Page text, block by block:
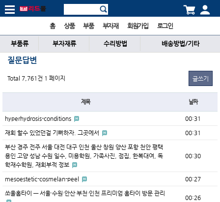
홈 상품 부품 부자재 회원가입 로그인
부품류 부자재류 수리방법 배송방법/기타
질문답변
Total 7,761건 1 페이지 글쓰기
제목 날짜
hyperhydrosis-conditions 00:31
재회 할수 있었던걸 기뻐하자. 그곳에서 00:31
부산 경주 전주 서울 대전 대구 인천 울산 창원 양산 포항 천안 평택
용인 고양 성남 수원 일수, 미용학원, 가족사진, 점집, 한복대여, 독
학재수학원, 재회부적 정보
00:30
mesoestetic-cosmelan-peel 00:27
쏘울홈타이 — 서울·수원·안산·부천·인천 프리미엄 홈타이 방문 관리
00:26